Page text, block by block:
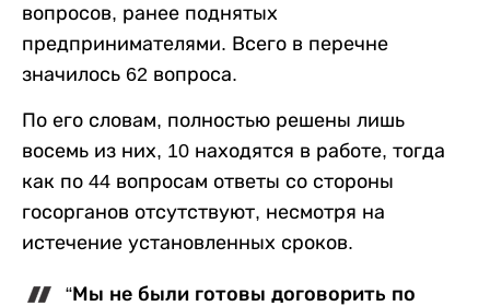
вопросов, ранее поднятых
предпринимателями. Всего в перечне
значилось 62 вопроса.
По его словам, полностью решены лишь
восемь из них, 10 находятся в работе, тогда
как по 44 вопросам ответы со стороны
госорганов отсутствуют, несмотря на
истечение установленных сроков.
“Мы не были готовы договорить по